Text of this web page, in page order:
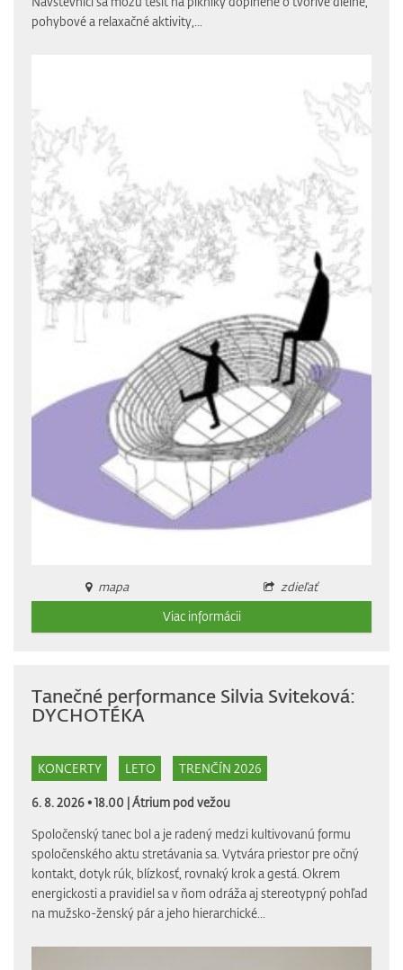
pohybové a relaxačné aktivity,...
mapa
zdieľať
Viac informácii
Tanečné performance Silvia Sviteková:
DYCHOTÉKA
KONCERTY LETO TRENČÍN 2026
6. 8. 2026 • 18.00 |Átrium pod vežou
Spoločenský tanec bol a je radený medzi kultivovanú formu
spoločenského aktu stretávania sa. Vytvára priestor pre očný
kontakt, dotyk rúk, blízkosť, rovnaký krok a gestá. Okrem
energickosti a pravidiel sa v ňom odráža aj stereotypný pohľad
na mužsko-ženský pár a jeho hierarchické...